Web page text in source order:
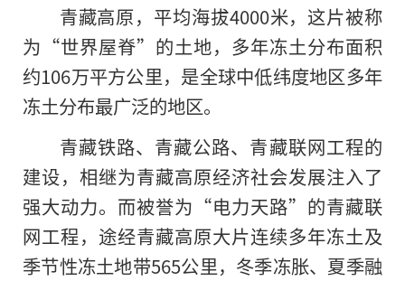
青藏高原，平均海拔4000米，这片被称
为“世界屋脊”的土地，多年冻土分布面积
约106万平方公里，是全球中低纬度地区多年
冻土分布最广泛的地区。
青藏铁路、青藏公路、青藏联网工程的
建设，相继为青藏高原经济社会发展注入了
强大动力。而被誉为“电力天路”的青藏联
网工程，途经青藏高原大片连续多年冻土及
季节性冻土地带565公里，冬季冻胀、夏季融